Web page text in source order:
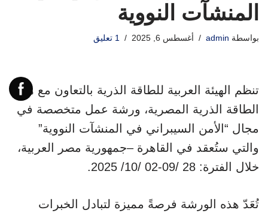
المنشآت النووية
بواسطة admin أغسطس 6, 2025 1 تعليق
تنظم الهيئة العربية للطاقة الذرية بالتعاون مع هيئة
الطاقة الذرية المصرية، ورشة عمل متخصصة في
مجال “الأمن السيبراني في المنشآت النووية”
والتي ستُعقد في القاهرة –جمهورية مصر العربية،
خلال الفترة: 28 /09-02 /10/ 2025.
تُعَدّ هذه الورشة فرصةً مميزة لتبادل الخبرات